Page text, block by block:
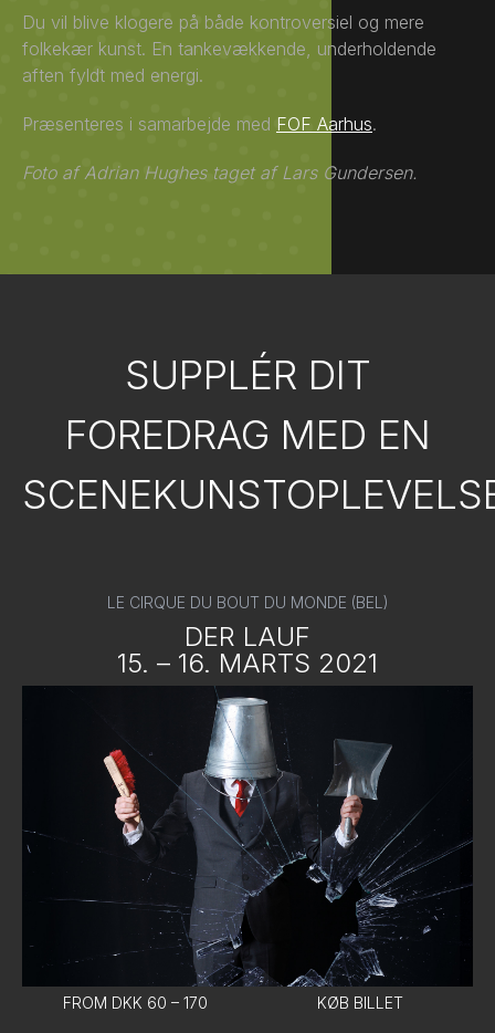
Du vil blive klogere på både kontroversiel og mere
folkekær kunst. En tankevækkende, underholdende
aften fyldt med energi.
Præsenteres i samarbejde med FOF Aarhus.
Foto af Adrian Hughes taget af Lars Gundersen.
SUPPLÉR DIT
FOREDRAG MED EN
LE CIRQUE DU BOUT DU MONDE (BEL)
DER LAUF
15. – 16. MARTS 2021
FROM DKK 60 – 170 KØB BILLET